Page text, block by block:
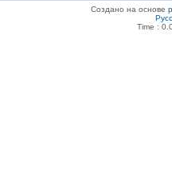
Создано на основе
Time :